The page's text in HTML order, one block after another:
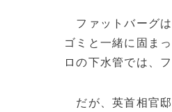
ファットバーグは
ゴミと一緒に固ま
ロの下水管では、
だが、英首相官